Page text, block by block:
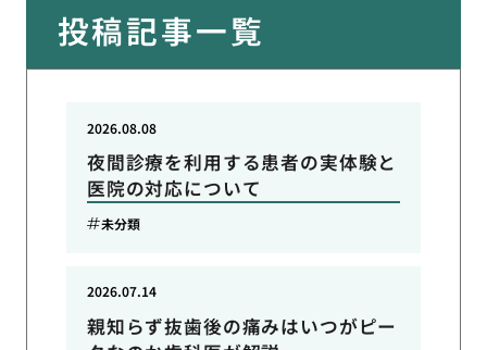
投稿記事一覧
夜間診療を利用する患者の実体験と
医院の対応について
2026.08.08
未分類
親知らず抜歯後の痛みはいつがピー
2026.07.14